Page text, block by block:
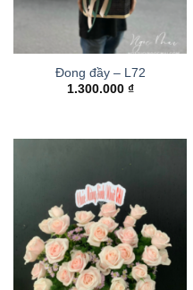
Đong đầy – L72
1.300.000 ₫